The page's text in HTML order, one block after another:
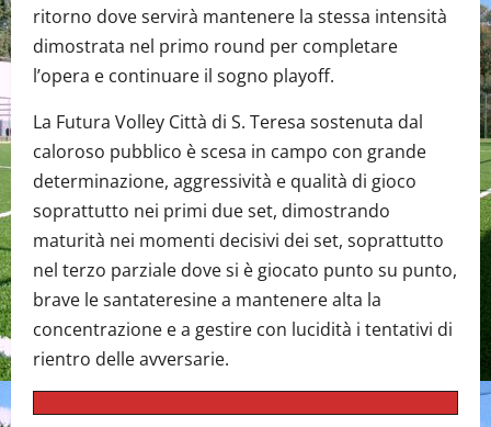
ritorno dove servirà mantenere la stessa intensità
dimostrata nel primo round per completare
l’opera e continuare il sogno playoff.
La Futura Volley Città di S. Teresa sostenuta dal
caloroso pubblico è scesa in campo con grande
determinazione, aggressività e qualità di gioco
soprattutto nei primi due set, dimostrando
maturità nei momenti decisivi dei set, soprattutto
nel terzo parziale dove si è giocato punto su punto,
brave le santateresine a mantenere alta la
concentrazione e a gestire con lucidità i tentativi di
rientro delle avversarie.